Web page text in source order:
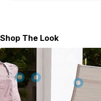
Shop The Look